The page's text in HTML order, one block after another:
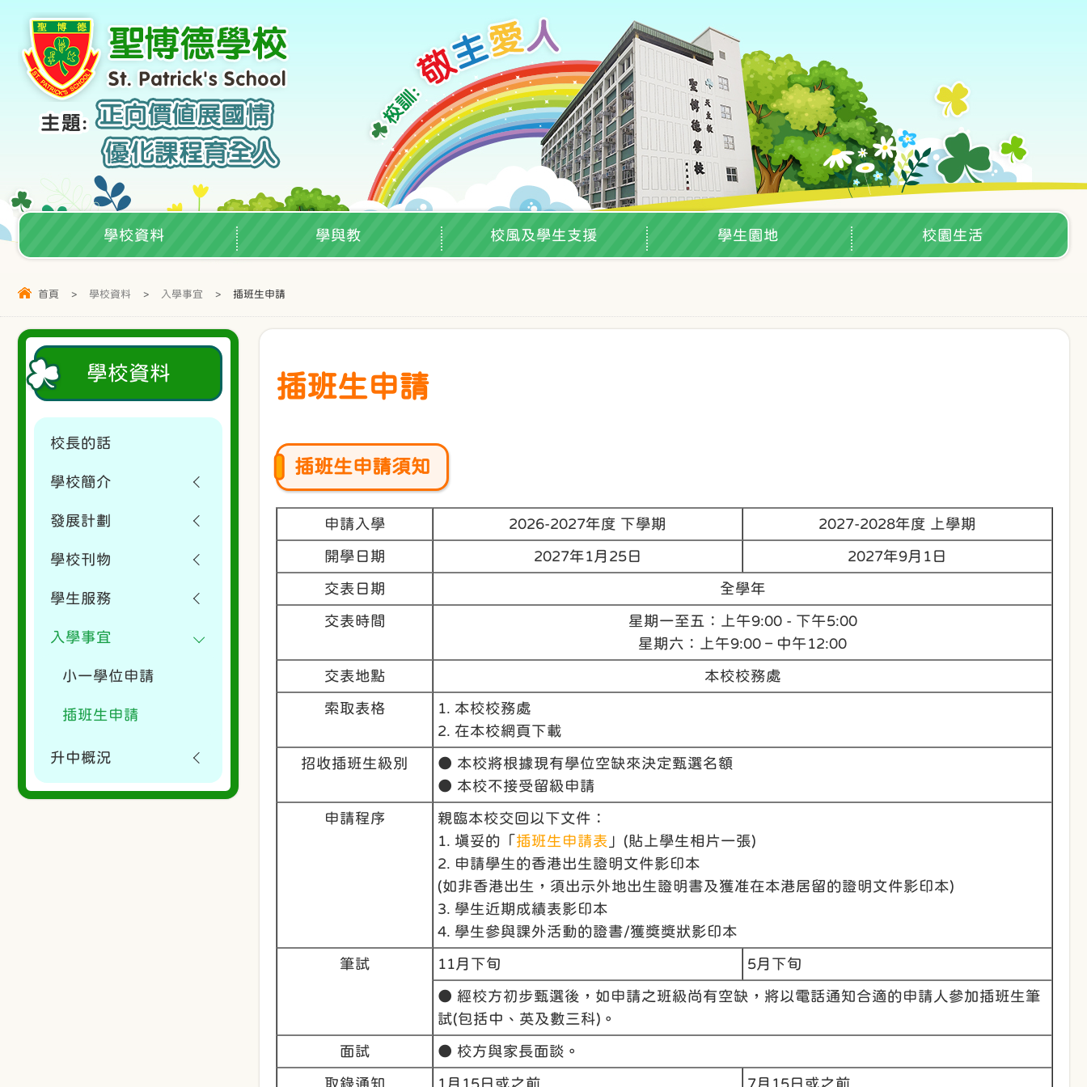
學校資料 學與教 校風及學生支援 學生園地 校園生活
首頁 > 學校資料 > 入學事宜 > 插班生申請
插班生申請
插班生申請須知
申請入學 2026-2027年度 下學期 2027-2028年度 上學期
開學日期 2027年1月25日 2027年9月1日
交表日期 全學年
交表時間
星期一至五：上午9:00 - 下午5:00
星期六：上午9:00 – 中午12:00
交表地點 本校校務處
索取表格
1. 本校校務處
2. 在本校網頁下載
招收插班生級別
● 本校將根據現有學位空缺來決定甄選名額
● 本校不接受留級申請
申請程序
親臨本校交回以下文件：
1. 填妥的「插班生申請表 」(貼上學生相片一張)
2. 申請學生的香港出生證明文件影印本
(如非香港出生，須出示外地出生證明書及獲准在本港居留的證明文件影印本)
3. 學生近期成績表影印本
4. 學生參與課外活動的證書/獲獎獎狀影印本
筆試 11月下旬 5月下旬
● 經校方初步甄選後，如申請之班級尚有空缺，將以電話通知合適的申請人參加插班生筆
試(包括中、英及數三科)。
面試 ● 校方與家長面談。
取錄通知 1月15日或之前 7月15日或之前
學校資料
校長的話
學校簡介
發展計劃
學校刊物
學生服務
入學事宜
小一學位申請
插班生申請
升中概況